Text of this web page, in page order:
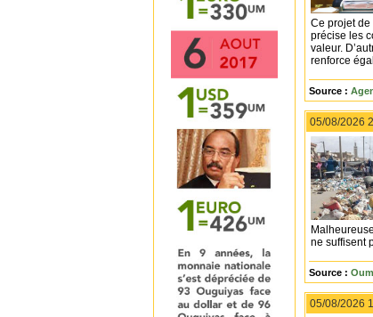
Ce projet de
précise les
valeur.
renforce
Source :
05/08/2026
ne suffisent
Source :
05/08/2026